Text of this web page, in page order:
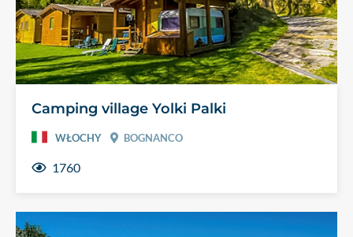
Camping village Yolki Palki
WŁOCHY BOGNANCO
1760